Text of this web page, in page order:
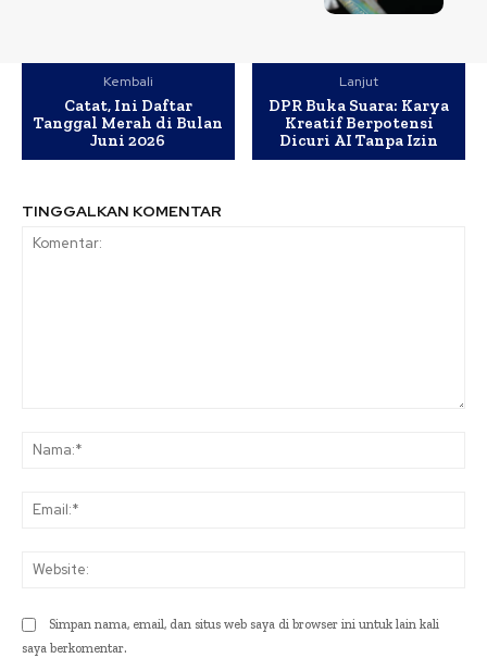
Kembali
Catat, Ini Daftar
Tanggal Merah di Bulan
Juni 2026
Lanjut
DPR Buka Suara: Karya
Kreatif Berpotensi
Dicuri AI Tanpa Izin
TINGGALKAN KOMENTAR
Simpan nama, email, dan situs web saya di browser ini untuk lain kali
saya berkomentar.